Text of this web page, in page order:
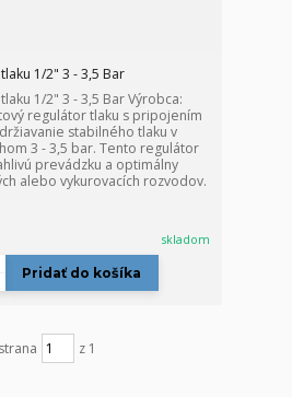
1/2" 3 - 3,5 Bar
1/2" 3 - 3,5 Bar Výrobca:
regulátor tlaku s pripojením
stabilného tlaku v
3 - 3,5 bar. Tento regulátor
prevádzku a optimálny
alebo vykurovacích rozvodov.
skladom
Pridať do košíka
strana z 1